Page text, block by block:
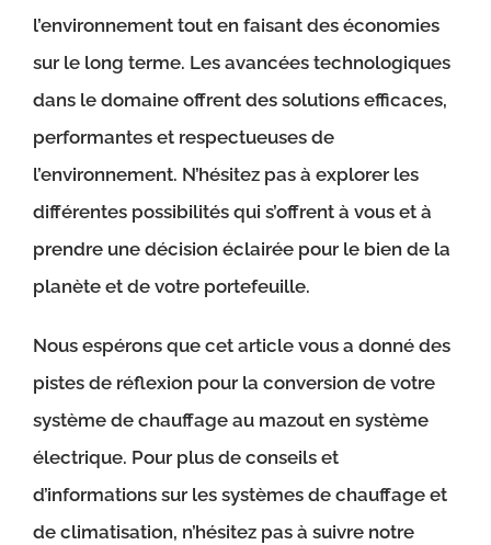
l’environnement tout en faisant des économies
sur le long terme. Les avancées technologiques
dans le domaine offrent des solutions efficaces,
performantes et respectueuses de
l’environnement. N’hésitez pas à explorer les
différentes possibilités qui s’offrent à vous et à
prendre une décision éclairée pour le bien de la
planète et de votre portefeuille.
Nous espérons que cet article vous a donné des
pistes de réflexion pour la conversion de votre
système de chauffage au mazout en système
électrique. Pour plus de conseils et
d’informations sur les systèmes de chauffage et
de climatisation, n’hésitez pas à suivre notre